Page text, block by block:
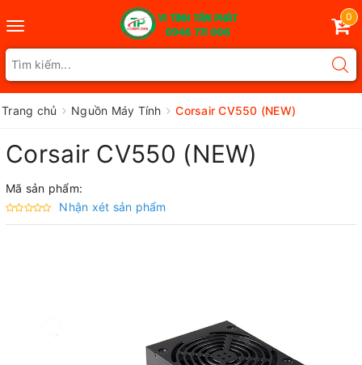
Toggle
navigation
0
Trang chủ Nguồn Máy Tính Corsair CV550 (NEW)
Corsair CV550 (NEW)
Mã sản phẩm:
Nhận xét sản phẩm